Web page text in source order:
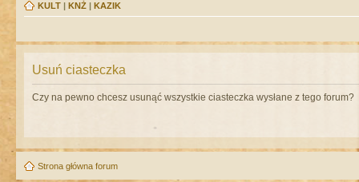
KULT | KNŻ | KAZIK
Usuń ciasteczka
Czy na pewno chcesz usunąć wszystkie ciasteczka wysłane z tego forum?
Strona główna forum